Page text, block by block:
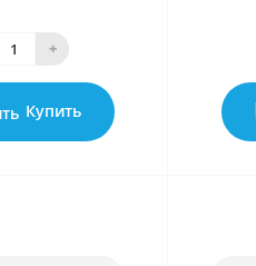
+
Купить